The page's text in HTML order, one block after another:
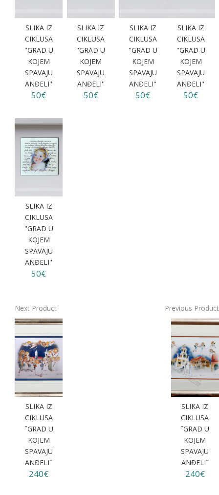
SLIKA IZ
CIKLUSA
''GRAD U
KOJEM
SPAVAJU
ANĐELI''
50€
SLIKA IZ
CIKLUSA
''GRAD U
KOJEM
SPAVAJU
ANĐELI''
50€
SLIKA IZ
CIKLUSA
''GRAD U
KOJEM
SPAVAJU
ANĐELI''
50€
SLIKA IZ
CIKLUSA
''GRAD U
KOJEM
SPAVAJU
ANĐELI''
50€
SLIKA IZ
CIKLUSA
''GRAD U
KOJEM
SPAVAJU
ANĐELI''
50€
Next Product
SLIKA IZ
CIKLUSA
˝GRAD U
KOJEM
SPAVAJU
ANĐELI˝
240€
Previous Product
SLIKA IZ
CIKLUSA
˝GRAD U
KOJEM
SPAVAJU
ANĐELI˝
240€